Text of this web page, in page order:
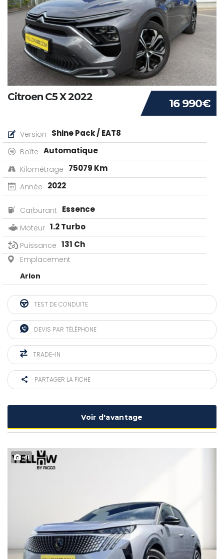
16 990€
Citroen C5 X 2022
Version Shine Pack / EAT8
Boîte Automatique
Kilométrage 75079 Km
Année 2022
Carburant Essence
Moteur 1.2 Turbo
Puissance 131 Ch
Emplacement
Arlon
TEST DE CONDUITE
DEVIS PAR TÉLÉPHONE
TRADE-IN
PARTAGER LA FICHE
Voir d'avantage
41